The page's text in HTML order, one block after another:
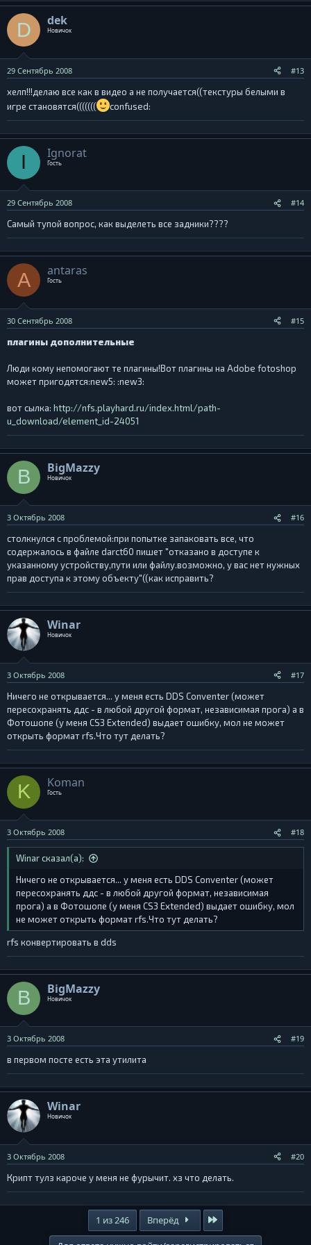
D dek
Новичок
29 Сентябрь 2008 #13
хелп!!!делаю все как в видео а не получается((текстуры белыми в
игре становятся(((((((
confused:
I Ignorat
Гость
29 Сентябрь 2008 #14
Самый тупой вопрос, как выделеть все задники????
A antaras
Гость
30 Сентябрь 2008 #15
плагины дополнительные
Люди кому непомогают те плагины!Вот плагины на Adobe fotoshop
может пригодятся:new5: :new3:
вот сылка: http://nfs.playhard.ru/index.html/path-
u_download/element_id-24051
B BigMazzy
Новичок
3 Октябрь 2008 #16
столкнулся с проблемой:при попытке запаковать все, что
содержалось в файле darct60 пишет "отказано в доступе к
указанному устройству,пути или файлу.возможно, у вас нет нужных
прав доступа к этому объекту"((как исправить?
Winar
Новичок
3 Октябрь 2008 #17
Ничего не открывается... у меня есть DDS Conventer (может
пересохранять ддс - в любой другой формат, независимая прога) а в
Фотошопе (у меня CS3 Extended) выдает ошибку, мол не может
открыть формат rfs.Что тут делать?
K Koman
Гость
3 Октябрь 2008 #18
Winar сказал(а):
Ничего не открывается... у меня есть DDS Conventer (может
пересохранять ддс - в любой другой формат, независимая
прога) а в Фотошопе (у меня CS3 Extended) выдает ошибку, мол
не может открыть формат rfs.Что тут делать?
rfs конвертировать в dds
B BigMazzy
Новичок
3 Октябрь 2008 #19
в первом посте есть эта утилита
Winar
Новичок
3 Октябрь 2008 #20
Крипт тулз кароче у меня не фурычит. хз что делать.
1 из 246 Вперёд